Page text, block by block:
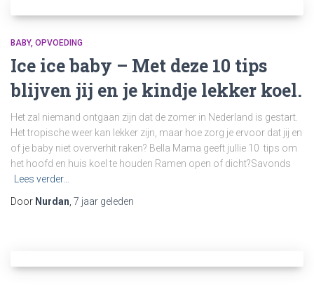
BABY OPVOEDING
Ice ice baby – Met deze 10 tips
blijven jij en je kindje lekker koel.
Het zal niemand ontgaan zijn dat de zomer in Nederland is gestart.
Het tropische weer kan lekker zijn, maar hoe zorg je ervoor dat jij en
of je baby niet oververhit raken? Bella Mama geeft jullie 10 tips om
het hoofd en huis koel te houden Ramen open of dicht?Savonds
Lees verder…
Door Nurdan 7 jaar geleden